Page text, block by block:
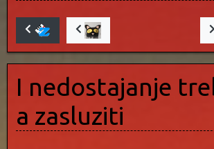
I nedostajanje
a zasluziti